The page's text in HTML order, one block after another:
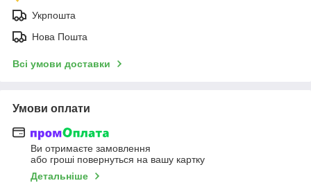
Укрпошта
Нова Пошта
Всі умови доставки
Умови оплати
Ви отримаєте замовлення
або гроші повернуться на вашу картку
Детальніше